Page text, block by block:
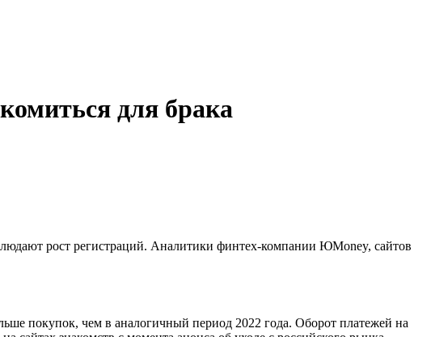
для брака
рост регистраций. Аналитики финтех-компании ЮMoney, сайтов
покупок, чем в аналогичный период 2022 года. Оборот платежей на